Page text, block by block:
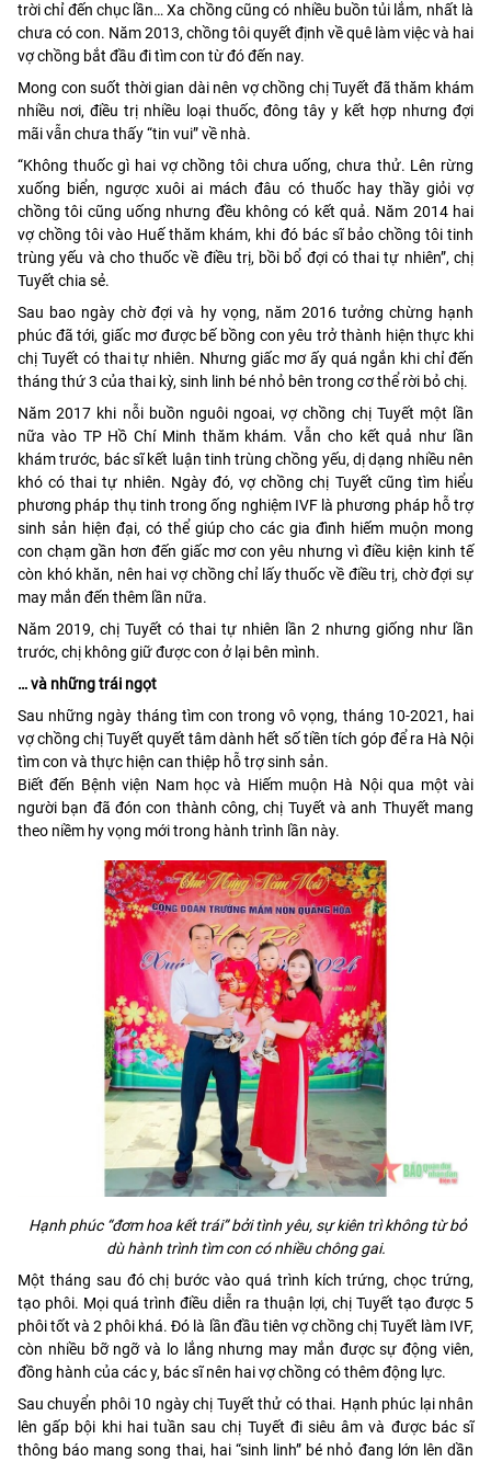
trời chỉ đến chục lần… Xa chồng cũng có nhiều buồn tủi lắm, nhất là
chưa có con. Năm 2013, chồng tôi quyết định về quê làm việc và hai
vợ chồng bắt đầu đi tìm con từ đó đến nay.
Mong con suốt thời gian dài nên vợ chồng chị Tuyết đã thăm khám
nhiều nơi, điều trị nhiều loại thuốc, đông tây y kết hợp nhưng đợi
mãi vẫn chưa thấy “tin vui” về nhà.
“Không thuốc gì hai vợ chồng tôi chưa uống, chưa thử. Lên rừng
xuống biển, ngược xuôi ai mách đâu có thuốc hay thầy giỏi vợ
chồng tôi cũng uống nhưng đều không có kết quả. Năm 2014 hai
vợ chồng tôi vào Huế thăm khám, khi đó bác sĩ bảo chồng tôi tinh
trùng yếu và cho thuốc về điều trị, bồi bổ đợi có thai tự nhiên”, chị
Tuyết chia sẻ.
Sau bao ngày chờ đợi và hy vọng, năm 2016 tưởng chừng hạnh
phúc đã tới, giấc mơ được bế bồng con yêu trở thành hiện thực khi
chị Tuyết có thai tự nhiên. Nhưng giấc mơ ấy quá ngắn khi chỉ đến
tháng thứ 3 của thai kỳ, sinh linh bé nhỏ bên trong cơ thể rời bỏ chị.
Năm 2017 khi nỗi buồn nguôi ngoai, vợ chồng chị Tuyết một lần
nữa vào TP Hồ Chí Minh thăm khám. Vẫn cho kết quả như lần
khám trước, bác sĩ kết luận tinh trùng chồng yếu, dị dạng nhiều nên
khó có thai tự nhiên. Ngày đó, vợ chồng chị Tuyết cũng tìm hiểu
phương pháp thụ tinh trong ống nghiệm IVF là phương pháp hỗ trợ
sinh sản hiện đại, có thể giúp cho các gia đình hiếm muộn mong
con chạm gần hơn đến giấc mơ con yêu nhưng vì điều kiện kinh tế
còn khó khăn, nên hai vợ chồng chỉ lấy thuốc về điều trị, chờ đợi sự
may mắn đến thêm lần nữa.
Năm 2019, chị Tuyết có thai tự nhiên lần 2 nhưng giống như lần
trước, chị không giữ được con ở lại bên mình.
… và những trái ngọt
Sau những ngày tháng tìm con trong vô vọng, tháng 10-2021, hai
vợ chồng chị Tuyết quyết tâm dành hết số tiền tích góp để ra Hà Nội
tìm con và thực hiện can thiệp hỗ trợ sinh sản.
Biết đến Bệnh viện Nam học và Hiếm muộn Hà Nội qua một vài
người bạn đã đón con thành công, chị Tuyết và anh Thuyết mang
theo niềm hy vọng mới trong hành trình lần này.
Hạnh phúc “đơm hoa kết trái” bởi tình yêu, sự kiên trì không từ bỏ
dù hành trình tìm con có nhiều chông gai.
Một tháng sau đó chị bước vào quá trình kích trứng, chọc trứng,
tạo phôi. Mọi quá trình điều diễn ra thuận lợi, chị Tuyết tạo được 5
phôi tốt và 2 phôi khá. Đó là lần đầu tiên vợ chồng chị Tuyết làm IVF,
còn nhiều bỡ ngỡ và lo lắng nhưng may mắn được sự động viên,
đồng hành của các y, bác sĩ nên hai vợ chồng có thêm động lực.
Sau chuyển phôi 10 ngày chị Tuyết thử có thai. Hạnh phúc lại nhân
lên gấp bội khi hai tuần sau chị Tuyết đi siêu âm và được bác sĩ
thông báo mang song thai, hai “sinh linh” bé nhỏ đang lớn lên dần